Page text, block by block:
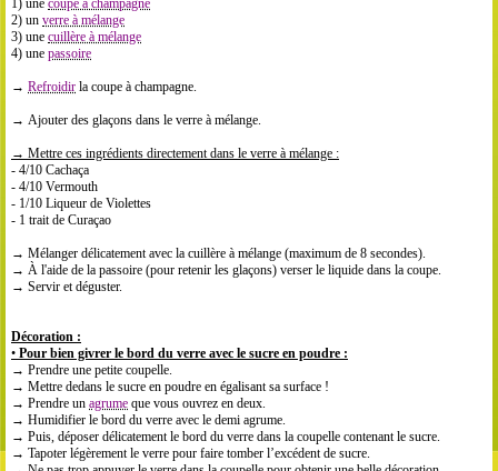
1) une coupe à champagne
2) un verre à mélange
3) une cuillère à mélange
4) une passoire
→ Refroidir la coupe à champagne.
→ Ajouter des glaçons dans le verre à mélange.
→ Mettre ces ingrédients directement dans le verre à mélange :
- 4/10 Cachaça
- 4/10 Vermouth
- 1/10 Liqueur de Violettes
- 1 trait de Curaçao
→ Mélanger délicatement avec la cuillère à mélange (maximum de 8 secondes).
→ À l'aide de la passoire (pour retenir les glaçons) verser le liquide dans la coupe.
→ Servir et déguster.
Décoration :
• Pour bien givrer le bord du verre avec le sucre en poudre :
→ Prendre une petite coupelle.
→ Mettre dedans le sucre en poudre en égalisant sa surface !
→ Prendre un agrume que vous ouvrez en deux.
→ Humidifier le bord du verre avec le demi agrume.
→ Puis, déposer délicatement le bord du verre dans la coupelle contenant le sucre.
→ Tapoter légèrement le verre pour faire tomber l’excédent de sucre.